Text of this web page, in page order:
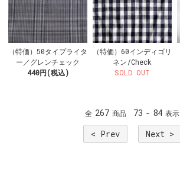
（特価）50タイプライタ
ー／グレンチェック
440円(税込)
（特価）60インディゴリ
ネン/Check
SOLD OUT
全 267 商品 73 - 84 表示
< Prev Next >